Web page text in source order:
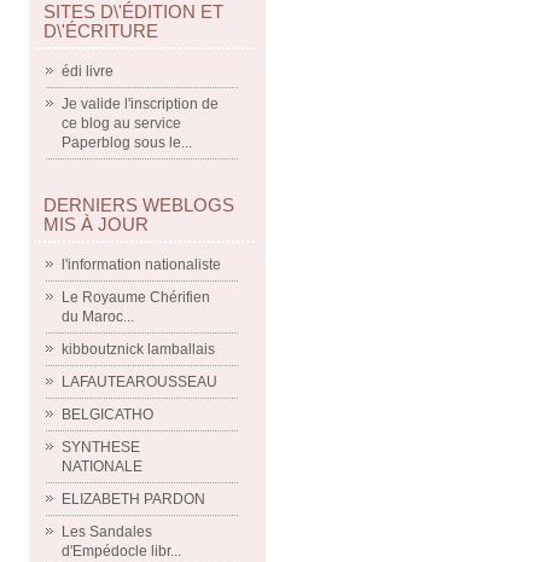
SITES D\'ÉDITION ET
D\'ÉCRITURE
édi livre
Je valide l'inscription de
ce blog au service
Paperblog sous le...
DERNIERS WEBLOGS
MIS À JOUR
l'information nationaliste
Le Royaume Chérifien
du Maroc...
kibboutznick lamballais
LAFAUTEAROUSSEAU
BELGICATHO
SYNTHESE
NATIONALE
ELIZABETH PARDON
Les Sandales
d'Empédocle libr...